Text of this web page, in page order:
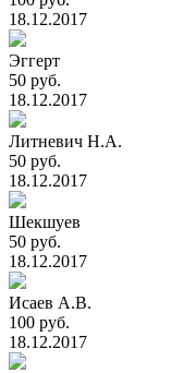
18.12.2017
Эггерт
50 руб.
18.12.2017
Литневич Н.А.
50 руб.
18.12.2017
Шекшуев
50 руб.
18.12.2017
Исаев А.В.
100 руб.
18.12.2017